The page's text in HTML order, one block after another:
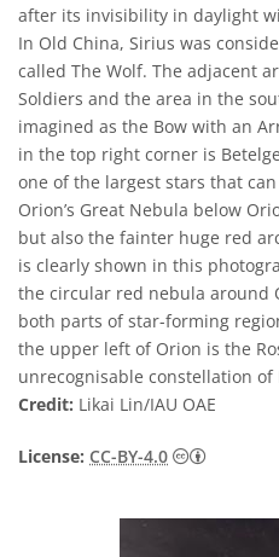
after its invisibility in daylight
In Old China, Sirius was
called The Wolf. The adjacent
Soldiers and the area in the
imagined as the Bow with an
in the top right corner is
one of the largest stars that
Orion’s Great Nebula below
but also the fainter huge red
is clearly shown in this
the circular red nebula around
both parts of star-forming
the upper left of Orion is the
unrecognisable constellation of
Credit: Likai Lin/IAU OAE
License: CC-BY-4.0 Creative